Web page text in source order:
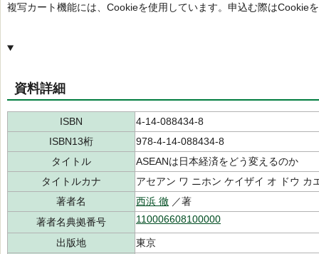
複写カート機能には、Cookieを使用しています。申込む際はCookie
資料詳細
ISBN
4-14-088434-8
ISBN13桁
978-4-14-088434-8
タイトル
ASEANは日本経済をどう変えるのか
タイトルカナ
アセアン ワ ニホン ケイザイ オ ドウ カ
著者名
西浜 徹 ／著
著者名典拠番号
110006608100000
出版地
東京